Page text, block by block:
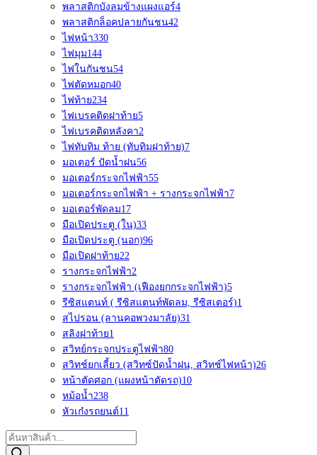
พลาสติกบังลมข้างแผงแอร์4
พลาสติกล็อคปลายกันชน42
ไฟหน้า330
ไฟมุม144
ไฟในกันชน54
ไฟตัดหมอก40
ไฟท้าย234
ไฟเบรคติดฝาท้าย5
ไฟเบรคติดหลังคา2
ไฟทับทิม ท้าย (ทับทิมฝาท้าย)7
มอเตอร์ ปัดน้ำฝน56
มอเตอร์กระจกไฟฟ้า55
มอเตอร์กระจกไฟฟ้า + รางกระจกไฟฟ้า7
มอเตอร์พัดลม17
มือเปิดประตู (ใน)33
มือเปิดประตู (นอก)96
มือเปิดฝาท้าย22
รางกระจกไฟฟ้า2
รางกระจกไฟฟ้า (เฟืองยกกระจกไฟฟ้า)5
รีซิสแตนท์ ( รีซิสแตนท์พัดลม, รีซิสเตอร์)1
สไปรอน (ลานคอพวงมาลัย)31
สลิงฝาท้าย1
สวิทย์กระจกประตูไฟฟ้า80
สวิทช์ยกเลี้ยว (สวิทซ์ปัดน้ำฝน, สวิทช์ไฟหน้า)26
หน้าตัดศอก (แผงหน้าตัดรถ)10
หม้อน้ำ238
หัวเก๋งรถยนต์11
Products
search